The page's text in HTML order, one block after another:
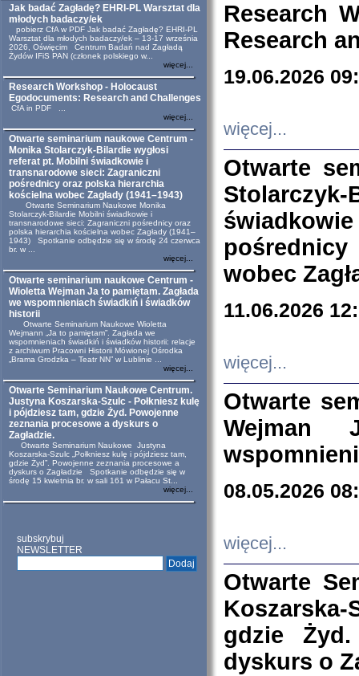
Jak badać Zagładę? EHRI-PL Warsztat dla
młodych badaczy/ek
pobierz CfA w PDF Jak badać Zagładę? EHRI-PL
Warsztat dla młodych badaczy/ek – 13-17 września
2026, Oświęcim Centrum Badań nad Zagładą
Żydów IFiS PAN (członek polskiego w...
więcej...
Research Workshop - Holocaust
Egodocuments: Research and Challenges
CfA in PDF ...
więcej...
Otwarte seminarium naukowe Centrum -
Monika Stolarczyk-Bilardie wygłosi
referat pt. Mobilni świadkowie i
transnarodowe sieci: Zagraniczni
pośrednicy oraz polska hierarchia
kościelna wobec Zagłady (1941–1943)
Otwarte Seminarium Naukowe Monika
Stolarczyk-Bilardie Mobilni świadkowie i
transnarodowe sieci: Zagraniczni pośrednicy oraz
polska hierarchia kościelna wobec Zagłady (1941–
1943) Spotkanie odbędzie się w środę 24 czerwca
br. w ...
więcej...
Otwarte seminarium naukowe Centrum -
Wioletta Wejman Ja to pamiętam. Zagłada
we wspomnieniach świadkiń i świadków
historii
Otwarte Seminarium Naukowe Wioletta
Wejmann „Ja to pamiętam”. Zagłada we
wspomnieniach świadkiń i świadków historii: relacje
z archiwum Pracowni Historii Mówionej Ośrodka
„Brama Grodzka – Teatr NN” w Lublinie ...
więcej...
Otwarte Seminarium Naukowe Centrum.
Justyna Koszarska-Szulc - Połkniesz kulę
i pójdziesz tam, gdzie Żyd. Powojenne
zeznania procesowe a dyskurs o
Zagładzie.
Otwarte Seminarium Naukowe Justyna
Koszarska-Szulc „Połkniesz kulę i pójdziesz tam,
gdzie Żyd”. Powojenne zeznania procesowe a
dyskurs o Zagładzie Spotkanie odbędzie się w
środę 15 kwietnia br. w sali 161 w Pałacu St...
więcej...
subskrybuj
NEWSLETTER
Research
Research
19.06.2026
więcej...
Otwarte
wobec
11.06.2026
więcej...
Otwarte
Wejman
08.05.2026
więcej...
Otwarte
Koszarska-
gdzie
dyskurs o